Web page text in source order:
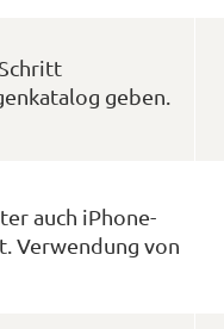
geben.
auch iPhone-
Verwendung von